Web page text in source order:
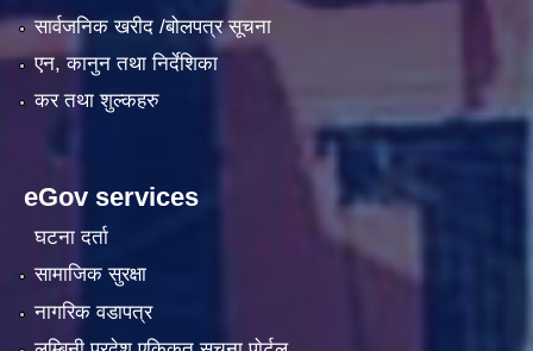
सार्वजनिक खरीद /बोलपत्र सूचना
एन, कानुन तथा निर्देशिका
कर तथा शुल्कहरु
eGov services
घटना दर्ता
सामाजिक सुरक्षा
नागरिक वडापत्र